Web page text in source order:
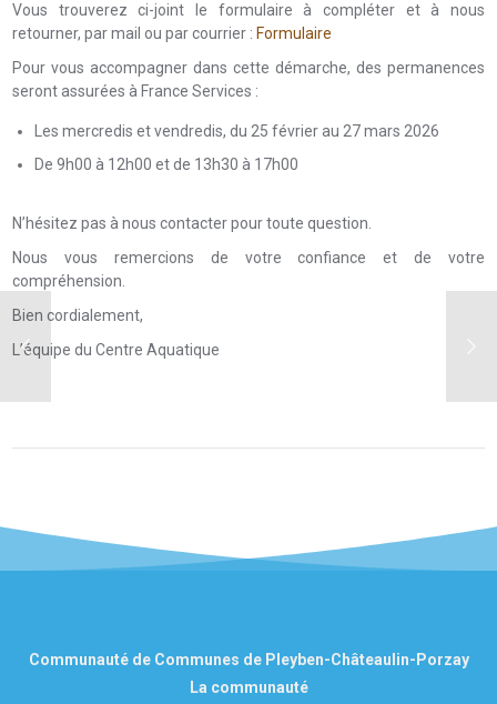
Vous trouverez ci-joint le formulaire à compléter et à nous
retourner, par mail ou par courrier : Formulaire
Pour vous accompagner dans cette démarche, des permanences
seront assurées à France Services :
Les mercredis et vendredis, du 25 février au 27 mars 2026
De 9h00 à 12h00 et de 13h30 à 17h00
N’hésitez pas à nous contacter pour toute question.
Nous vous remercions de votre confiance et de votre
compréhension.
Bien cordialement,
L’équipe du Centre Aquatique
Communauté de Communes de Pleyben-Châteaulin-Porzay
La communauté